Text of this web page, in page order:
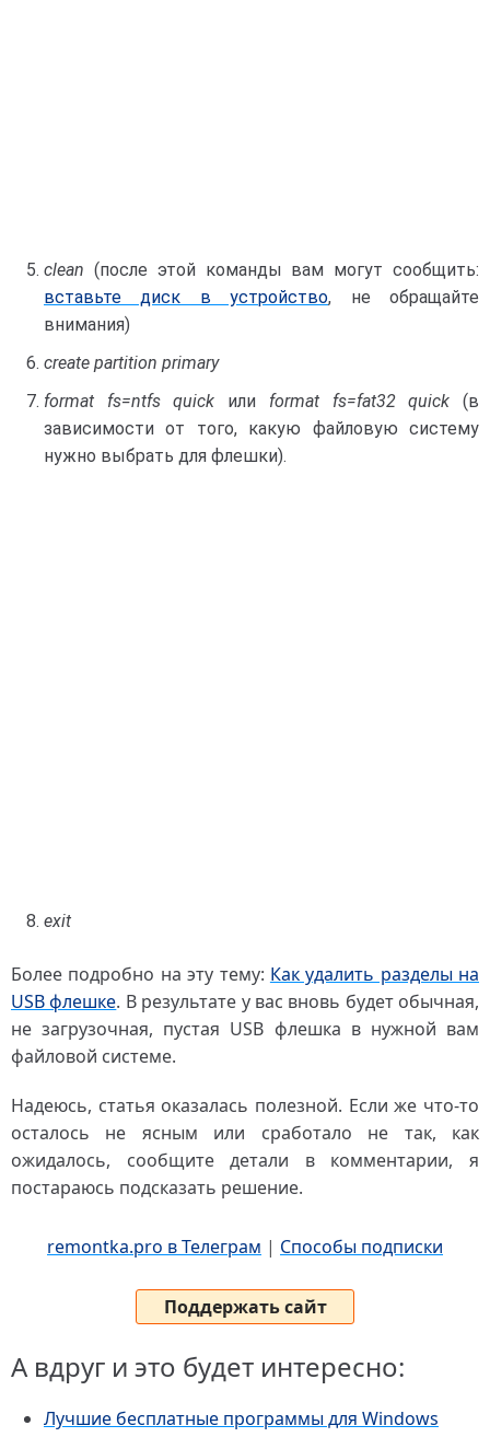
clean (после этой команды вам могут сообщить:
вставьте диск в устройство, не обращайте
внимания)
create partition primary
format fs=ntfs quick или format fs=fat32 quick (в
зависимости от того, какую файловую систему
нужно выбрать для флешки).
exit
Более подробно на эту тему: Как удалить разделы на
USB флешке. В результате у вас вновь будет обычная,
не загрузочная, пустая USB флешка в нужной вам
файловой системе.
Надеюсь, статья оказалась полезной. Если же что-то
осталось не ясным или сработало не так, как
ожидалось, сообщите детали в комментарии, я
постараюсь подсказать решение.
remontka.pro в Телеграм | Способы подписки
Поддержать сайт
А вдруг и это будет интересно:
Лучшие бесплатные программы для Windows